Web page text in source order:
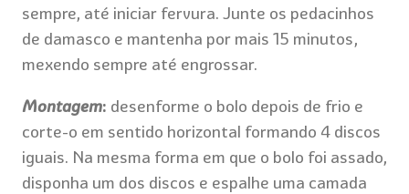
sempre, até iniciar fervura. Junte os pedacinhos
de damasco e mantenha por mais 15 minutos,
mexendo sempre até engrossar.
Montagem: desenforme o bolo depois de frio e
corte-o em sentido horizontal formando 4 discos
iguais. Na mesma forma em que o bolo foi assado,
disponha um dos discos e espalhe uma camada